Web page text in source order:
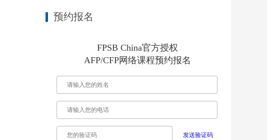
预约报名
FPSB China官方授权
AFP/CFP网络课程预约报名